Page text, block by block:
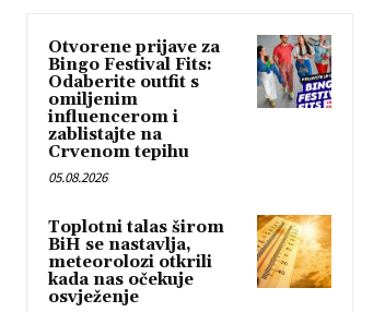
Otvorene prijave za
Bingo Festival Fits:
Odaberite outfit s
omiljenim
influencerom i
zablistajte na
Crvenom tepihu
05.08.2026
Toplotni talas širom
BiH se nastavlja,
meteorolozi otkrili
kada nas očekuje
osvježenje